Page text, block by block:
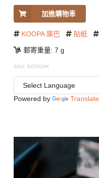
加進購物車
KOOPA 庫巴 貼紙
郵寄重量: 7 g
SKU: SCP020K
Powered by Translate